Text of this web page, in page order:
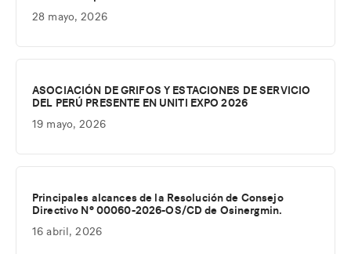
28 mayo, 2026
ASOCIACIÓN DE GRIFOS Y ESTACIONES DE SERVICIO
DEL PERÚ PRESENTE EN UNITI EXPO 2026
19 mayo, 2026
Principales alcances de la Resolución de Consejo
Directivo Nº 00060-2026-OS/CD de Osinergmin.
16 abril, 2026